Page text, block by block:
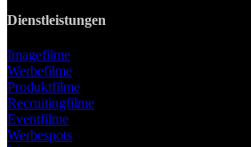
Dienstleistungen
Imagefilme
Werbefilme
Produktfilme
Recruitingfilme
Eventfilme
Werbespots